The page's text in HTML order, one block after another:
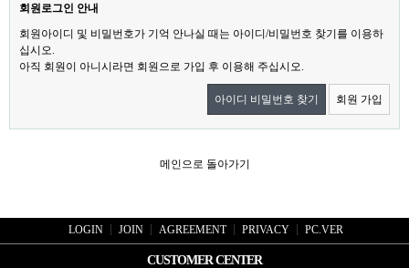
회원로그인 안내
회원아이디 및 비밀번호가 기억 안나실 때는 아이디/비밀번호 찾기를 이용하
십시오.
아직 회원이 아니시라면 회원으로 가입 후 이용해 주십시오.
아이디 비밀번호 찾기 회원 가입
메인으로 돌아가기
LOGIN JOIN AGREEMENT PRIVACY PC.VER
CUSTOMER CENTER